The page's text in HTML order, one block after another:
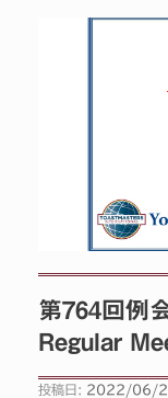
第764回例
Regular
投稿日: 2022/06/